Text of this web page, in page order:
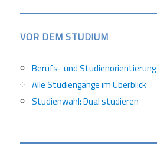
VOR DEM STUDIUM
Berufs- und Studienorientierung
Alle Studiengänge im Überblick
Studienwahl: Dual studieren